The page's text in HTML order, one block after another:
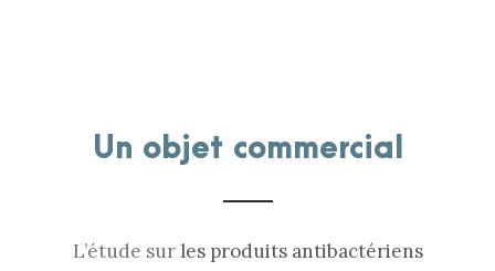
Un objet commercial
L’étude sur les produits antibactériens